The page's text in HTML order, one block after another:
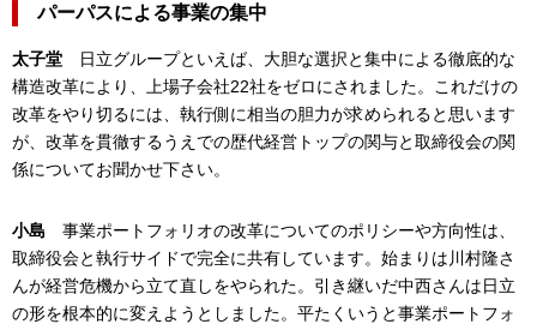
パーパスによる事業の集中
太子堂 日立グループといえば、大胆な選択と集中による徹底的な
構造改革により、上場子会社22社をゼロにされました。これだけの
改革をやり切るには、執行側に相当の胆力が求められると思います
が、改革を貫徹するうえでの歴代経営トップの関与と取締役会の関
係についてお聞かせ下さい。
小島 事業ポートフォリオの改革についてのポリシーや方向性は、
取締役会と執行サイドで完全に共有しています。始まりは川村隆さ
んが経営危機から立て直しをやられた。引き継いだ中西さんは日立
の形を根本的に変えようとしました。平たくいうと事業ポートフォ